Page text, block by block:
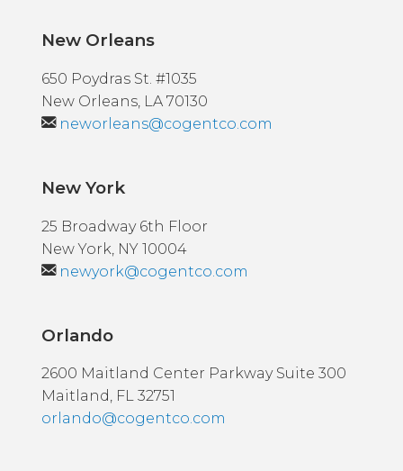
New Orleans
650 Poydras St. #1035
New Orleans, LA 70130
neworleans@cogentco.com
New York
25 Broadway 6th Floor
New York, NY 10004
newyork@cogentco.com
Orlando
2600 Maitland Center Parkway Suite 300
Maitland, FL 32751
orlando@cogentco.com